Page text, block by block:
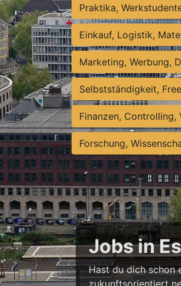
Praktika,
Einkauf, Logistik,
Marketing, Werbung,
Selbstständigkeit,
Finanzen, Controlling,
Forschung,
Jobs in
Hast du dich schon